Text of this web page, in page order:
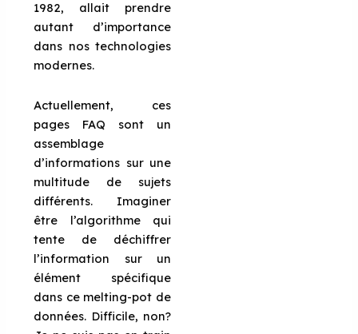
1982, allait prendre
autant d’importance
dans nos technologies
modernes.
Actuellement, ces
pages FAQ sont un
assemblage
d’informations sur une
multitude de sujets
différents. Imaginer
être l’algorithme qui
tente de déchiffrer
l’information sur un
élément spécifique
dans ce melting-pot de
données. Difficile, non?